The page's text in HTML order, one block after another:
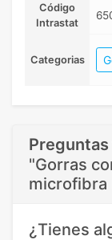
Código
Intrastat
Categorias
"Gorras
microfibra
¿Tienes